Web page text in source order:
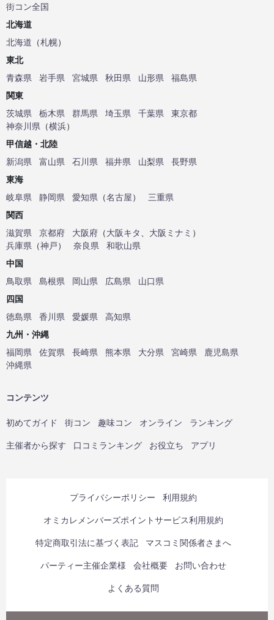
街コン全国
北海道
北海道 （札幌）
東北
青森県
岩手県 宮城県 秋田県 山形県
福島県
関東
茨城県
栃木県 群馬県 埼玉県 千葉県
東京都
神奈川県 （横浜）
甲信越・北陸
新潟県
富山県 石川県 福井県 山梨県
長野県
東海
岐阜県
静岡県 愛知県 （名古屋）
三重県
関西
滋賀県
京都府 大阪府 （大阪キタ 大阪ミナミ ）
兵庫県 （神戸） 奈良県
和歌山県
中国
鳥取県
島根県 岡山県 広島県
山口県
四国
徳島県
香川県 愛媛県
高知県
九州・沖縄
福岡県
佐賀県 長崎県 熊本県 大分県 宮崎県
鹿児島県
沖縄県
コンテンツ
初めてガイド 街コン 趣味コン オンライン ランキング
主催者から探す 口コミランキング お役立ち アプリ
プライバシーポリシー 利用規約
オミカレメンバーズポイントサービス利用規約
特定商取引法に基づく表記 マスコミ関係者さまへ
パーティー主催企業様 会社概要 お問い合わせ
よくある質問